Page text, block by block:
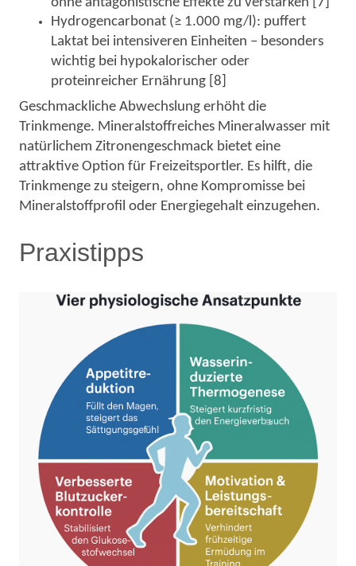
Hydrogencarbonat (≥ 1.000 mg/l): puffert
Laktat bei intensiveren Einheiten – besonders
wichtig bei hypokalorischer oder
proteinreicher Ernährung [8]
Geschmackliche Abwechslung erhöht die
Trinkmenge. Mineralstoffreiches Mineralwasser mit
natürlichem Zitronengeschmack bietet eine
attraktive Option für Freizeitsportler. Es hilft, die
Trinkmenge zu steigern, ohne Kompromisse bei
Mineralstoffprofil oder Energiegehalt einzugehen.
Praxistipps